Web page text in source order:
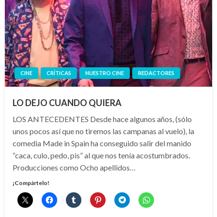
CINE CRÍTICAS NUESTRO CINE REDACTORES
LO DEJO CUANDO QUIERA
LOS ANTECEDENTES Desde hace algunos años, (sólo
unos pocos así que no tiremos las campanas al vuelo), la
comedia Made in Spain ha conseguido salir del manido
“caca, culo, pedo, pis” al que nos tenía acostumbrados.
Producciones como Ocho apellidos…
¡Compártelo!